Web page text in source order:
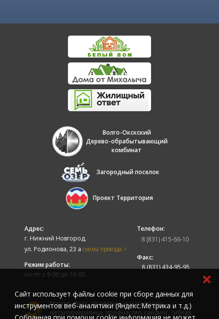
Волго-Окскский
Дерево-обрабытывающий
комбинат
Загородный поселок
Проект Территория
Адрес:
г. Нижний Новгород,
ул. Родионова, 23 а схема проезда >
Режим работы:
пн-пт: с 9-00 до 18-00
Телефон:
8 (831) 415-66-10
Факс:
8 (831) 434-95-95
Мастер-Люкс - кровельные материалы:
металлочерепица, профнастил, сайдинг, гибкая
Cайт использует файлы cookie при сборе данных для
инструментов веб-аналитики (Яндекс.Метрика и т.д.)